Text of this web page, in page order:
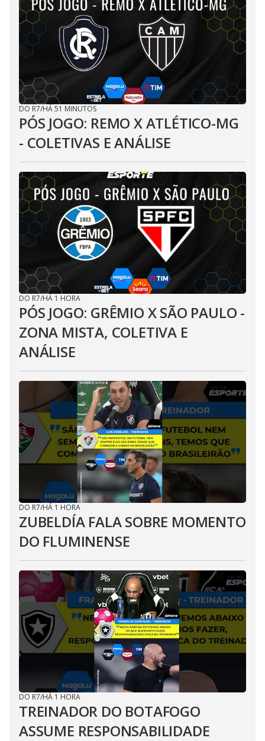
DO R7/HÁ 51 MINUTOS
PÓS JOGO: REMO X ATLÉTICO-MG
- COLETIVAS E ANÁLISE
DO R7/HÁ 1 HORA
PÓS JOGO: GRÊMIO X SÃO PAULO -
ZONA MISTA, COLETIVA E
ANÁLISE
DO R7/HÁ 1 HORA
ZUBELDÍA FALA SOBRE MOMENTO
DO FLUMINENSE
DO R7/HÁ 1 HORA
TREINADOR DO BOTAFOGO
ASSUME RESPONSABILIDADE